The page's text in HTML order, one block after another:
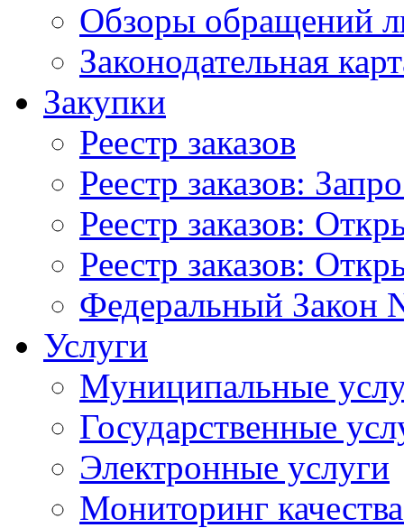
Обзоры обращений
Законодательная
Закупки
Реестр заказов
Реестр заказов:
Реестр заказов:
Реестр заказов:
Федеральный Закон
Услуги
Муниципальные
Государственные
Электронные услуги
Мониторинг